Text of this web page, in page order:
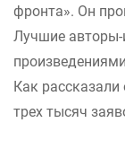
фронта». Он
Лучшие авторы-
Как
трех тысяч